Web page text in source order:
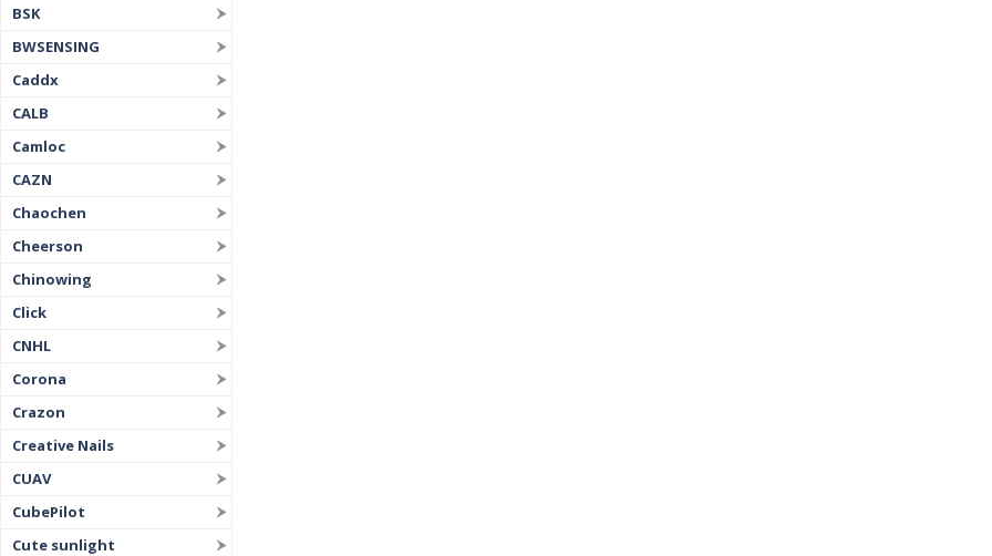
BSK
BWSENSING
Caddx
CALB
Camloc
CAZN
Chaochen
Cheerson
Chinowing
Click
CNHL
Corona
Crazon
Creative Nails
CUAV
CubePilot
Cute sunlight